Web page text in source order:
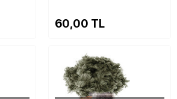
60,00 TL